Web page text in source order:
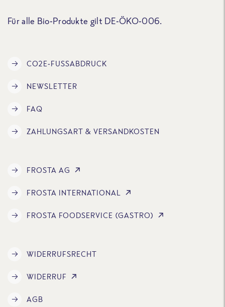
Für alle Bio-Produkte gilt DE-ÖKO-006.
CO2E-FUSSABDRUCK
NEWSLETTER
FAQ
ZAHLUNGSART & VERSANDKOSTEN
FROSTA AG
FROSTA INTERNATIONAL
FROSTA FOODSERVICE (GASTRO)
WIDERRUFSRECHT
WIDERRUF
AGB